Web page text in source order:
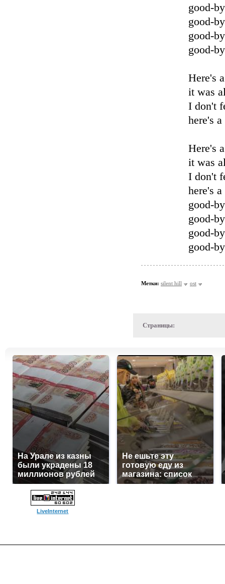
good-
good-
good-
good-
Here's
it was
I don't
here's
Here's
it was
I don't
here's
good-
good-
good-
good-
Метки: silent hill ost
Страницы:
На Урале из казны
были украдены 18
миллионов рублей
Не ешьте эту
готовую еду из
магазина: список
LiveInternet